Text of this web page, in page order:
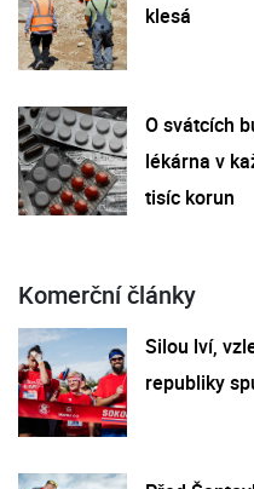
klesá
O svátcích
lékárna v
tisíc korun
Komerční články
Silou lví,
republiky